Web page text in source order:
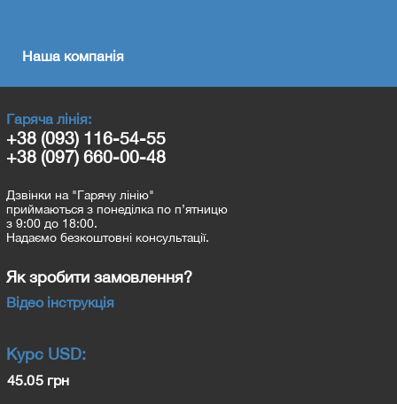
Наша компанія
Гаряча лінія:
+38 (093) 116-54-55
+38 (097) 660-00-48
Дзвінки на "Гарячу лінію"
приймаються з понеділка по п’ятницю
з 9:00 до 18:00.
Надаємо безкоштовні консультації.
Як зробити замовлення?
Відео інструкція
Курс USD:
45.05 грн